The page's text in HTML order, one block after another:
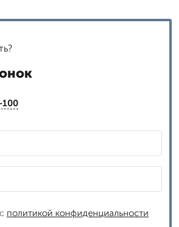
100
политикой конфиденциальности